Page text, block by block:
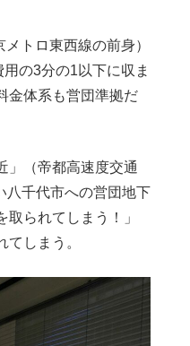
トロ東西線の前身）
の3分の1以下に収ま
金体系も営団準拠だ
」（帝都高速度交通
八千代市への営団地下
られてしまう！」
しまう。